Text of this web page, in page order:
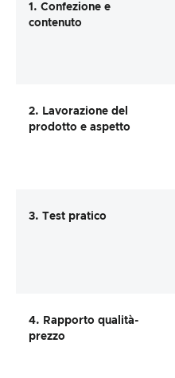
1. Confezione e
contenuto
2. Lavorazione del
prodotto e aspetto
3. Test pratico
4. Rapporto qualità-
prezzo